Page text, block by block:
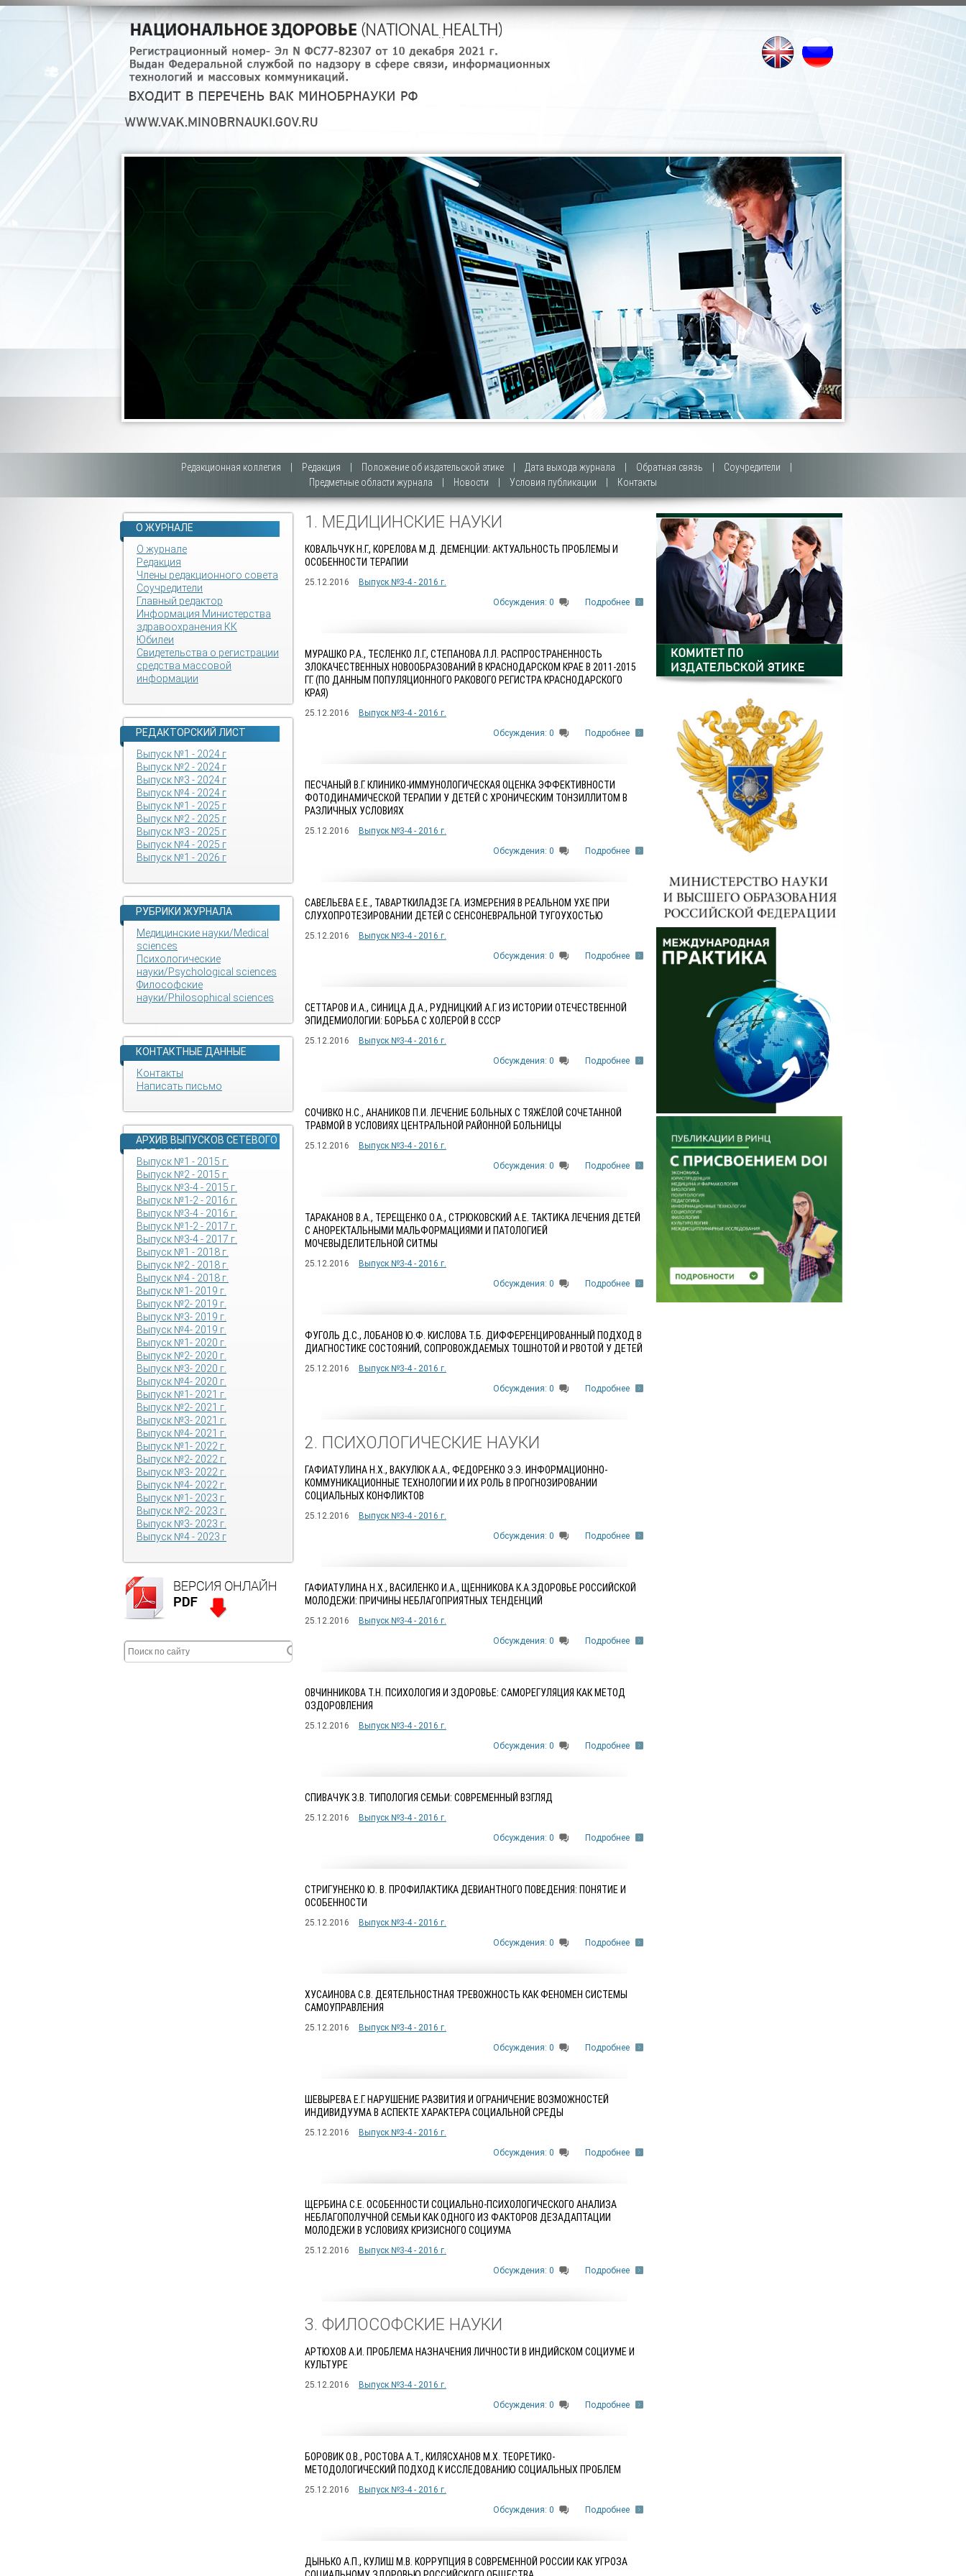
Редакционная коллегия Редакция Положение об издательской этике Дата выхода журнала Обратная связь Соучредители
Предметные области журнала
Новости Условия публикации Контакты
О ЖУРНАЛЕ
О журнале
Редакция
Члены редакционного совета
Соучредители
Главный редактор
Информация Министерства
здравоохранения КК
Юбилеи
Свидетельства о регистрации
средства массовой
информации
РЕДАКТОРСКИЙ ЛИСТ
Выпуск №1 - 2024 г
Выпуск №2 - 2024 г
Выпуск №3 - 2024 г
Выпуск №4 - 2024 г
Выпуск №1 - 2025 г
Выпуск №2 - 2025 г
Выпуск №3 - 2025 г
Выпуск №4 - 2025 г
Выпуск №1 - 2026 г
РУБРИКИ ЖУРНАЛА
Медицинские науки/Medical
sciences
Психологические
науки/Psychological sciences
Философские
науки/Philosophical sciences
КОНТАКТНЫЕ ДАННЫЕ
Контакты
Написать письмо
АРХИВ ВЫПУСКОВ СЕТЕВОГО
ИЗДАНИЯ
Выпуск №1 - 2015 г.
Выпуск №2 - 2015 г.
Выпуск №3-4 - 2015 г.
Выпуск №1-2 - 2016 г.
Выпуск №3-4 - 2016 г.
Выпуск №1-2 - 2017 г.
Выпуск №3-4 - 2017 г.
Выпуск №1 - 2018 г.
Выпуск №2 - 2018 г.
Выпуск №4 - 2018 г.
Выпуск №1- 2019 г.
Выпуск №2- 2019 г.
Выпуск №3- 2019 г.
Выпуск №4- 2019 г.
Выпуск №1- 2020 г.
Выпуск №2- 2020 г.
Выпуск №3- 2020 г.
Выпуск №4- 2020 г.
Выпуск №1- 2021 г.
Выпуск №2- 2021 г.
Выпуск №3- 2021 г.
Выпуск №4- 2021 г.
Выпуск №1- 2022 г.
Выпуск №2- 2022 г.
Выпуск №3- 2022 г.
Выпуск №4- 2022 г.
Выпуск №1- 2023 г.
Выпуск №2- 2023 г.
Выпуск №3- 2023 г.
Выпуск №4 - 2023 г
1. МЕДИЦИНСКИЕ НАУКИ
КОВАЛЬЧУК Н.Г., КОРЕЛОВА М.Д. ДЕМЕНЦИИ: АКТУАЛЬНОСТЬ ПРОБЛЕМЫ И
ОСОБЕННОСТИ ТЕРАПИИ
25.12.2016
Выпуск №3-4 - 2016 г.
Обсуждения: 0
Подробнее
МУРАШКО Р.А., ТЕСЛЕНКО Л.Г., СТЕПАНОВА Л.Л. РАСПРОСТРАНЕННОСТЬ
ЗЛОКАЧЕСТВЕННЫХ НОВООБРАЗОВАНИЙ В КРАСНОДАРСКОМ КРАЕ В 2011-2015
ГГ. (ПО ДАННЫМ ПОПУЛЯЦИОННОГО РАКОВОГО РЕГИСТРА КРАСНОДАРСКОГО
КРАЯ)
25.12.2016
Выпуск №3-4 - 2016 г.
Обсуждения: 0
Подробнее
ПЕСЧАНЫЙ В.Г. КЛИНИКО-ИММУНОЛОГИЧЕСКАЯ ОЦЕНКА ЭФФЕКТИВНОСТИ
ФОТОДИНАМИЧЕСКОЙ ТЕРАПИИ У ДЕТЕЙ С ХРОНИЧЕСКИМ ТОНЗИЛЛИТОМ В
РАЗЛИЧНЫХ УСЛОВИЯХ
25.12.2016
Выпуск №3-4 - 2016 г.
Обсуждения: 0
Подробнее
САВЕЛЬЕВА Е.Е., ТАВАРТКИЛАДЗЕ Г.А. ИЗМЕРЕНИЯ В РЕАЛЬНОМ УХЕ ПРИ
СЛУХОПРОТЕЗИРОВАНИИ ДЕТЕЙ С СЕНСОНЕВРАЛЬНОЙ ТУГОУХОСТЬЮ
25.12.2016
Выпуск №3-4 - 2016 г.
Обсуждения: 0
Подробнее
СЕТТАРОВ И.А., СИНИЦА Д.А., РУДНИЦКИЙ А.Г. ИЗ ИСТОРИИ ОТЕЧЕСТВЕННОЙ
ЭПИДЕМИОЛОГИИ: БОРЬБА С ХОЛЕРОЙ В СССР
25.12.2016
Выпуск №3-4 - 2016 г.
Обсуждения: 0
Подробнее
СОЧИВКО Н.С., АНАНИКОВ П.И. ЛЕЧЕНИЕ БОЛЬНЫХ С ТЯЖЁЛОЙ СОЧЕТАННОЙ
ТРАВМОЙ В УСЛОВИЯХ ЦЕНТРАЛЬНОЙ РАЙОННОЙ БОЛЬНИЦЫ
25.12.2016
Выпуск №3-4 - 2016 г.
Обсуждения: 0
Подробнее
ТАРАКАНОВ В.А., ТЕРЕЩЕНКО О.А., СТРЮКОВСКИЙ А.Е. ТАКТИКА ЛЕЧЕНИЯ ДЕТЕЙ
С АНОРЕКТАЛЬНЫМИ МАЛЬФОРМАЦИЯМИ И ПАТОЛОГИЕЙ
МОЧЕВЫДЕЛИТЕЛЬНОЙ СИТМЫ
25.12.2016
Выпуск №3-4 - 2016 г.
Обсуждения: 0
Подробнее
ФУГОЛЬ Д.С., ЛОБАНОВ Ю.Ф. КИСЛОВА Т.Б. ДИФФЕРЕНЦИРОВАННЫЙ ПОДХОД В
ДИАГНОСТИКЕ СОСТОЯНИЙ, СОПРОВОЖДАЕМЫХ ТОШНОТОЙ И РВОТОЙ У ДЕТЕЙ
25.12.2016
Выпуск №3-4 - 2016 г.
Обсуждения: 0
Подробнее
2. ПСИХОЛОГИЧЕСКИЕ НАУКИ
ГАФИАТУЛИНА Н.Х., ВАКУЛЮК А.А., ФЕДОРЕНКО Э.Э. ИНФОРМАЦИОННО-
КОММУНИКАЦИОННЫЕ ТЕХНОЛОГИИ И ИХ РОЛЬ В ПРОГНОЗИРОВАНИИ
СОЦИАЛЬНЫХ КОНФЛИКТОВ
25.12.2016
Выпуск №3-4 - 2016 г.
Обсуждения: 0
Подробнее
ГАФИАТУЛИНА Н.Х., ВАСИЛЕНКО И.А., ЩЕННИКОВА К.А.ЗДОРОВЬЕ РОССИЙСКОЙ
МОЛОДЕЖИ: ПРИЧИНЫ НЕБЛАГОПРИЯТНЫХ ТЕНДЕНЦИЙ
25.12.2016
Выпуск №3-4 - 2016 г.
Обсуждения: 0
Подробнее
ОВЧИННИКОВА Т.Н. ПСИХОЛОГИЯ И ЗДОРОВЬЕ: САМОРЕГУЛЯЦИЯ КАК МЕТОД
ОЗДОРОВЛЕНИЯ
25.12.2016
Выпуск №3-4 - 2016 г.
Обсуждения: 0
Подробнее
СПИВАЧУК З.В. ТИПОЛОГИЯ СЕМЬИ: СОВРЕМЕННЫЙ ВЗГЛЯД
25.12.2016
Выпуск №3-4 - 2016 г.
Обсуждения: 0
Подробнее
СТРИГУНЕНКО Ю. В. ПРОФИЛАКТИКА ДЕВИАНТНОГО ПОВЕДЕНИЯ: ПОНЯТИЕ И
ОСОБЕННОСТИ
25.12.2016
Выпуск №3-4 - 2016 г.
Обсуждения: 0
Подробнее
ХУСАИНОВА C.В. ДЕЯТЕЛЬНОСТНАЯ ТРЕВОЖНОСТЬ КАК ФЕНОМЕН СИСТЕМЫ
САМОУПРАВЛЕНИЯ
25.12.2016
Выпуск №3-4 - 2016 г.
Обсуждения: 0
Подробнее
ШЕВЫРЕВА Е.Г. НАРУШЕНИЕ РАЗВИТИЯ И ОГРАНИЧЕНИЕ ВОЗМОЖНОСТЕЙ
ИНДИВИДУУМА В АСПЕКТЕ ХАРАКТЕРА СОЦИАЛЬНОЙ СРЕДЫ
25.12.2016
Выпуск №3-4 - 2016 г.
Обсуждения: 0
Подробнее
ЩЕРБИНА С.Е. ОСОБЕННОСТИ СОЦИАЛЬНО-ПСИХОЛОГИЧЕСКОГО АНАЛИЗА
НЕБЛАГОПОЛУЧНОЙ СЕМЬИ КАК ОДНОГО ИЗ ФАКТОРОВ ДЕЗАДАПТАЦИИ
МОЛОДЕЖИ В УСЛОВИЯХ КРИЗИСНОГО СОЦИУМА
25.12.2016
Выпуск №3-4 - 2016 г.
Обсуждения: 0
Подробнее
3. ФИЛОСОФСКИЕ НАУКИ
АРТЮХОВ А.И. ПРОБЛЕМА НАЗНАЧЕНИЯ ЛИЧНОСТИ В ИНДИЙСКОМ СОЦИУМЕ И
КУЛЬТУРЕ
25.12.2016
Выпуск №3-4 - 2016 г.
Обсуждения: 0
Подробнее
БОРОВИК О.В., РОСТОВА А.Т., КИЛЯСХАНОВ М.Х. ТЕОРЕТИКО-
МЕТОДОЛОГИЧЕСКИЙ ПОДХОД К ИССЛЕДОВАНИЮ СОЦИАЛЬНЫХ ПРОБЛЕМ
25.12.2016
Выпуск №3-4 - 2016 г.
Обсуждения: 0
Подробнее
ДЫНЬКО А.П., КУЛИШ М.В. КОРРУПЦИЯ В СОВРЕМЕННОЙ РОССИИ КАК УГРОЗА